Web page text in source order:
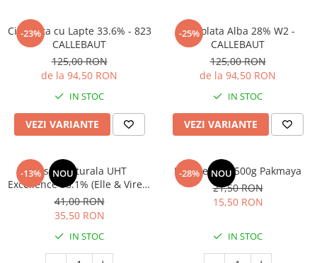
-23%
Ciocolata cu Lapte 33.6% - 823
CALLEBAUT
125,00 RON
de la 94,50 RON
IN STOC
VEZI VARIANTE
-25%
Ciocolata Alba 28% W2 -
CALLEBAUT
125,00 RON
de la 94,50 RON
IN STOC
VEZI VARIANTE
-13% NOU
Frisca Naturala UHT
Excellence 35.1% (Elle & Vire) -
1L
41,00 RON
35,50 RON
IN STOC
-28% NOU
Praf de copt 500g Pakmaya
21,50 RON
15,50 RON
IN STOC